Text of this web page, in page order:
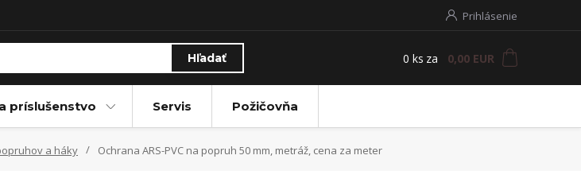
Prihlásenie
Hľadať 0 ks za 0,00 EUR
príslušenstvo Servis Požičovňa
a háky Ochrana ARS-PVC na popruh 50 mm, metráž, cena za meter